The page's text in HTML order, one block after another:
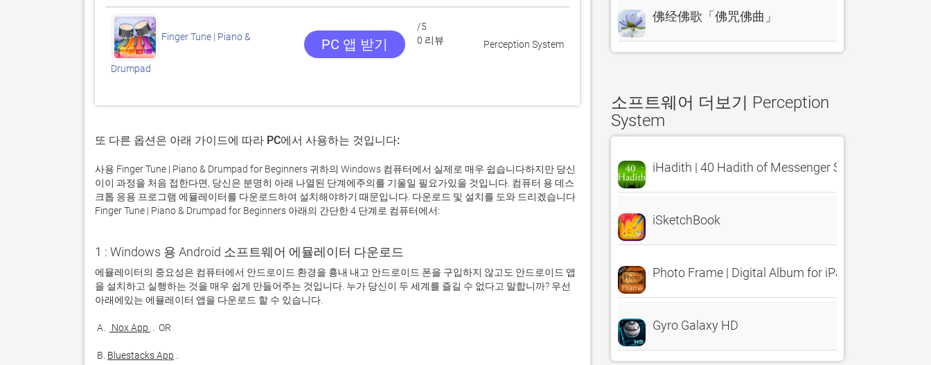
Finger Tune | Piano &
Drumpad
PC 앱 받기
/5
0 리뷰
Perception System
또 다른 옵션은 아래 가이드에 따라 PC에서 사용하는 것입니다:
사용 Finger Tune | Piano & Drumpad for Beginners 귀하의 Windows 컴퓨터에서 실제로 매우 쉽습니다하지만 당신
이이 과정을 처음 접한다면, 당신은 분명히 아래 나열된 단계에주의를 기울일 필요가있을 것입니다. 컴퓨터 용 데스
크톱 응용 프로그램 에뮬레이터를 다운로드하여 설치해야하기 때문입니다. 다운로드 및 설치를 도와 드리겠습니다
Finger Tune | Piano & Drumpad for Beginners 아래의 간단한 4 단계로 컴퓨터에서:
1 : Windows 용 Android 소프트웨어 에뮬레이터 다운로드
에뮬레이터의 중요성은 컴퓨터에서 안드로이드 환경을 흉내 내고 안드로이드 폰을 구입하지 않고도 안드로이드 앱
을 설치하고 실행하는 것을 매우 쉽게 만들어주는 것입니다. 누가 당신이 두 세계를 즐길 수 없다고 말합니까? 우선
A. Nox App
B. Bluestacks App
佛经佛歌「佛咒佛曲」
소프트웨어 더보기 Perception
System
iHadith | 40 Hadith of Messenger S.A.W.
iSketchBook
Photo Frame | Digital Album for iPad
Gyro Galaxy HD